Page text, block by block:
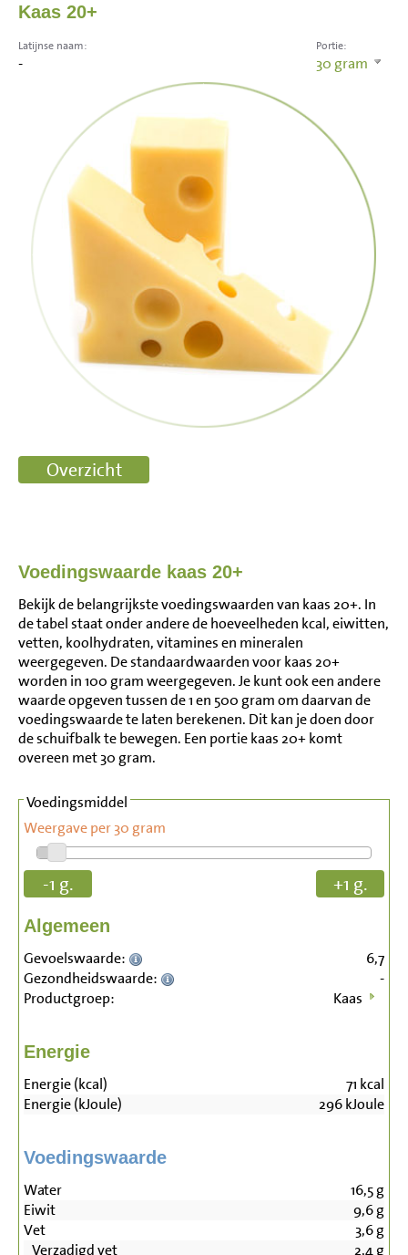
Kaas 20+
Portie:
30 gram
Latijnse naam:
-
Voedingswaarde kaas 20+
Bekijk de belangrijkste voedingswaarden van kaas 20+. In
de tabel staat onder andere de hoeveelheden kcal, eiwitten,
vetten, koolhydraten, vitamines en mineralen
weergegeven. De standaardwaarden voor kaas 20+
worden in 100 gram weergegeven. Je kunt ook een andere
waarde opgeven tussen de 1 en 500 gram om daarvan de
voedingswaarde te laten berekenen. Dit kan je doen door
de schuifbalk te bewegen. Een portie kaas 20+ komt
overeen met 30 gram.
Voedingsmiddel
Weergave per 30 gram
-1 g. +1 g.
Algemeen
Gevoelswaarde:
6,7
Gezondheidswaarde:
-
Productgroep:
Kaas
Energie
Energie (kcal) 71 kcal
Energie (kJoule)
296kJoule
Voedingswaarde
Water 16,5g
Eiwit
9,6g
Vet
3,6g
Verzadigd vet
2,4g